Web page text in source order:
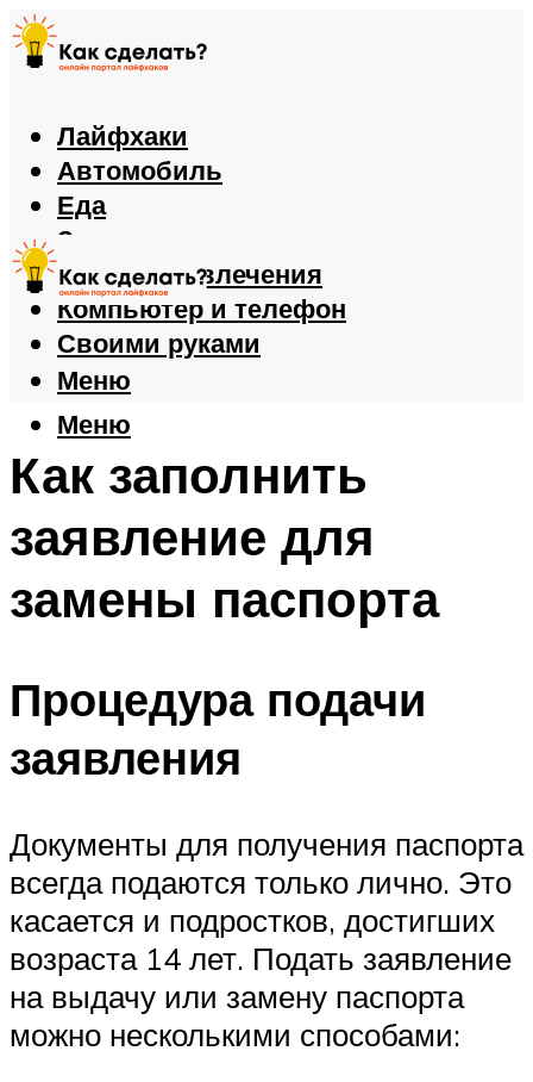
Лайфхаки
Автомобиль
Еда
Здоровье
Игры и развлечения
Компьютер и телефон
Своими руками
Меню
Меню
Как заполнить
заявление для
замены паспорта
Процедура подачи
заявления
Документы для получения паспорта
всегда подаются только лично. Это
касается и подростков, достигших
возраста 14 лет. Подать заявление
на выдачу или замену паспорта
можно несколькими способами: